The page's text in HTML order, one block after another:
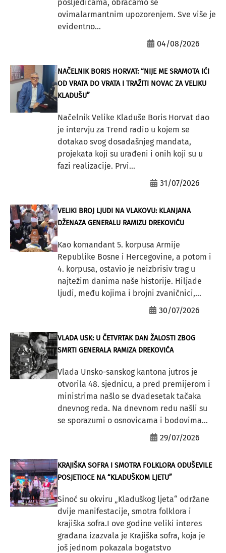
posljedicama, obraćamo se
ovimalarmantnim upozorenjem. Sve više je
evidentno...
04/08/2026
NAČELNIK BORIS HORVAT: “NIJE ME SRAMOTA IĆI
OD VRATA DO VRATA I TRAŽITI NOVAC ZA VELIKU
KLADUŠU”
Načelnik Velike Kladuše Boris Horvat dao
je intervju za Trend radio u kojem se
dotakao svog dosadašnjeg mandata,
projekata koji su urađeni i onih koji su u
fazi realizacije. Prvi...
31/07/2026
VELIKI BROJ LJUDI NA VLAKOVU: KLANJANA
DŽENAZA GENERALU RAMIZU DREKOVIĆU
Kao komandant 5. korpusa Armije
Republike Bosne i Hercegovine, a potom i
4. korpusa, ostavio je neizbrisiv trag u
najtežim danima naše historije. Hiljade
ljudi, među kojima i brojni zvaničnici,...
30/07/2026
VLADA USK: U ČETVRTAK DAN ŽALOSTI ZBOG
SMRTI GENERALA RAMIZA DREKOVIĆA
Vlada Unsko-sanskog kantona jutros je
otvorila 48. sjednicu, a pred premijerom i
ministrima našlo se dvadesetak tačaka
dnevnog reda. Na dnevnom redu našli su
se sporazumi o osnovicama i bodovima...
29/07/2026
KRAJIŠKA SOFRA I SMOTRA FOLKLORA ODUŠEVILE
POSJETIOCE NA “KLADUŠKOM LJETU”
Sinoć su okviru „Kladuškog ljeta“ održane
dvije manifestacije, smotra folklora i
krajiška sofra.I ove godine veliki interes
građana izazvala je Krajiška sofra, koja je
još jednom pokazala bogatstvo